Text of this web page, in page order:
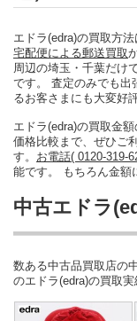
エドラ(edra)の買取方法
宅配便による郵送買取
周辺の埼玉・千葉だけ
です。 査定のみでも出
るお客さまにも大変好
エドラ(edra)の買取金
価格比較まで、ぜひご
す。 お電話( 0120-319-
能です。 もちろん金額
中古エドラ
数ある中古品買取店の
のエドラ(edra)の買取実